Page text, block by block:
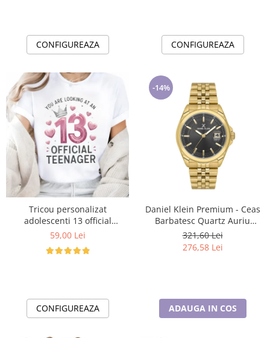
CONFIGUREAZA CONFIGUREAZA
Tricou personalizat
adolescenti 13 official
Teenager Cadou Inspirat59,00 Lei
CONFIGUREAZA
-14%
Daniel Klein Premium - Ceas
Barbatesc Quartz Auriu
DK.6.14205-4
321,60 Lei
276,58 Lei
ADAUGA IN COS